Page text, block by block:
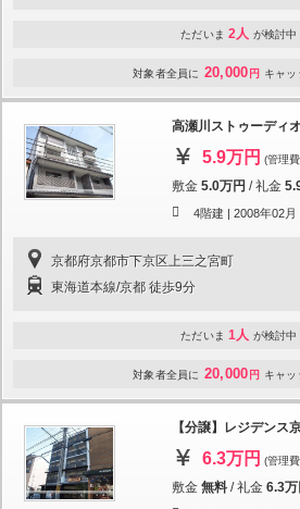
ただいま 2人 が検討中
対象者全員に 20,000 円 キャ
高瀬川ストゥーディオ
5.9万円 (管理
敷金 5.0万円 /礼金
4階建 | 2008年02月
京都府京都市下京区上三之宮町
東海道本線/京都 徒歩9分
ただいま 1人 が検討中
対象者全員に 20,000 円 キャ
【分譲】レジデンス
6.3万円 (管理
敷金 無料 /礼金 6.3万